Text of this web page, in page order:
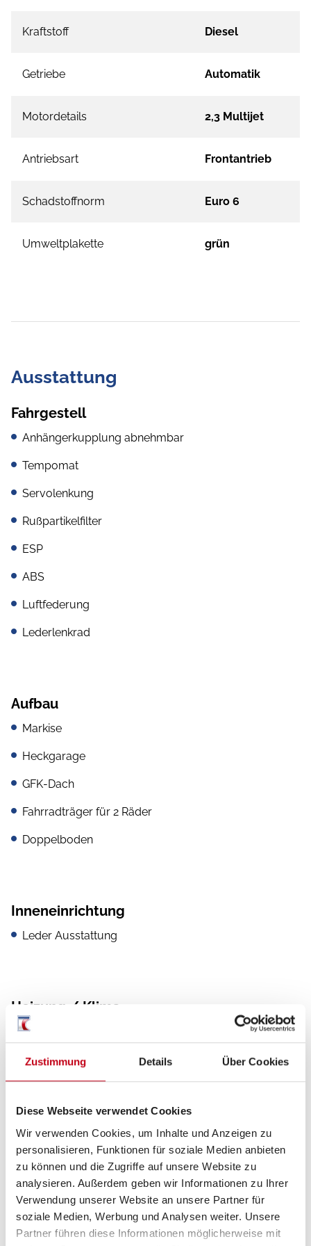
Zustimmung Details Über Cookies
Diese Webseite verwendet Cookies
Wir verwenden Cookies, um Inhalte und Anzeigen zu
personalisieren, Funktionen für soziale Medien anbieten
zu können und die Zugriffe auf unsere Website zu
analysieren. Außerdem geben wir Informationen zu Ihrer
Verwendung unserer Website an unsere Partner für
soziale Medien, Werbung und Analysen weiter. Unsere
Partner führen diese Informationen möglicherweise mit
Kraftstoff Diesel
Getriebe Automatik
Motordetails 2,3 Multijet
Antriebsart Frontantrieb
Schadstoffnorm Euro 6
Umweltplakette grün
Ausstattung
Fahrgestell
Anhängerkupplung abnehmbar
Tempomat
Servolenkung
Rußpartikelfilter
ESP
ABS
Luftfederung
Lederlenkrad
Aufbau
Markise
Heckgarage
GFK-Dach
Fahrradträger für 2 Räder
Doppelboden
Inneneinrichtung
Leder Ausstattung
Heizung / Klima
Klimaanlage
Küche
3-Flammkocher
Sanitär
Dusche separat